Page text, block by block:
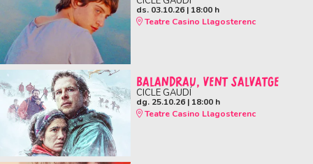
ds. 03.10.26| 18:00 h
Teatre Casino Llagosterenc
BALANDRAU, VENT SALVATGE
CICLE GAUDÍ
dg. 25.10.26| 18:00 h
Teatre Casino Llagosterenc